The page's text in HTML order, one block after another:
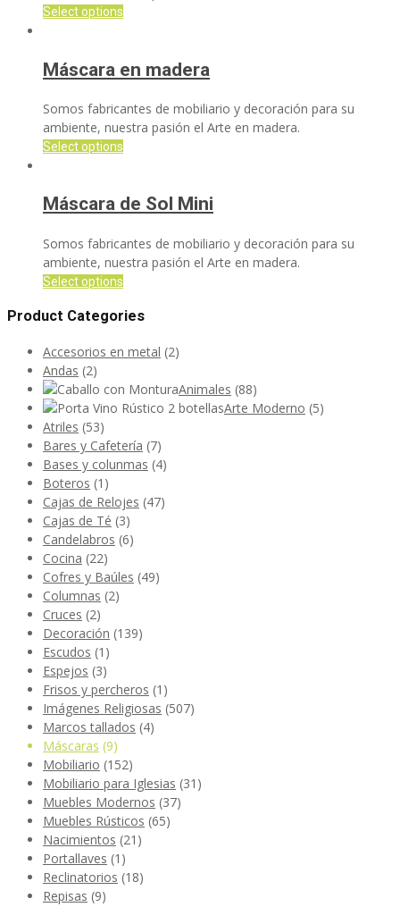
Select options
Máscara en madera
Somos fabricantes de mobiliario y decoración para su
ambiente, nuestra pasión el Arte en madera.
Select options
Máscara de Sol Mini
Somos fabricantes de mobiliario y decoración para su
ambiente, nuestra pasión el Arte en madera.
Select options
Product Categories
Accesorios en metal (2)
Andas (2)
Animales (88)
Arte Moderno (5)
Atriles (53)
Bares y Cafetería (7)
Bases y colunmas (4)
Boteros (1)
Cajas de Relojes (47)
Cajas de Té (3)
Candelabros (6)
Cocina (22)
Cofres y Baúles (49)
Columnas (2)
Cruces (2)
Decoración (139)
Escudos (1)
Espejos (3)
Frisos y percheros (1)
Imágenes Religiosas (507)
Marcos tallados (4)
Máscaras (9)
Mobiliario (152)
Mobiliario para Iglesias (31)
Muebles Modernos (37)
Muebles Rústicos (65)
Nacimientos (21)
Portallaves (1)
Reclinatorios (18)
Repisas (9)